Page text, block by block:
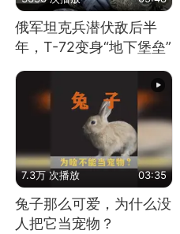
俄军坦克兵潜伏敌后半
年，T-72变身“地下堡垒”
7.3万 次播放 03:35
兔子那么可爱，为什么没
人把它当宠物？